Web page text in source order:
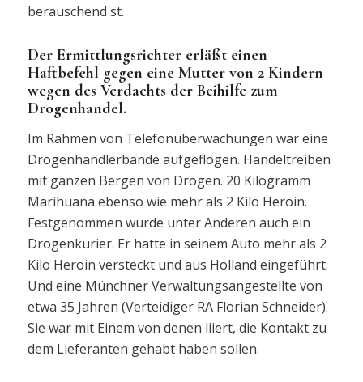
berauschend st.
Der Ermittlungsrichter erläßt einen
Haftbefehl gegen eine Mutter von 2 Kindern
wegen des Verdachts der Beihilfe zum
Drogenhandel.
Im Rahmen von Telefonüberwachungen war eine
Drogenhändlerbande aufgeflogen. Handeltreiben
mit ganzen Bergen von Drogen. 20 Kilogramm
Marihuana ebenso wie mehr als 2 Kilo Heroin.
Festgenommen wurde unter Anderen auch ein
Drogenkurier. Er hatte in seinem Auto mehr als 2
Kilo Heroin versteckt und aus Holland eingeführt.
Und eine Münchner Verwaltungsangestellte von
etwa 35 Jahren (Verteidiger RA Florian Schneider).
Sie war mit Einem von denen liiert, die Kontakt zu
dem Lieferanten gehabt haben sollen.